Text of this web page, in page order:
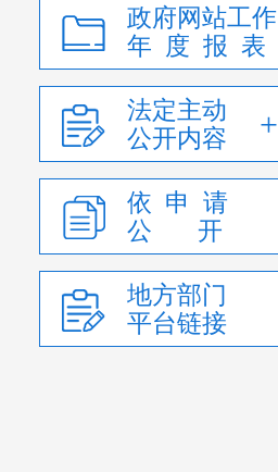
政府网站工作
年 度 报 表
法定主动
公开内容
依 申 请
公 开
地方部门
平台链接